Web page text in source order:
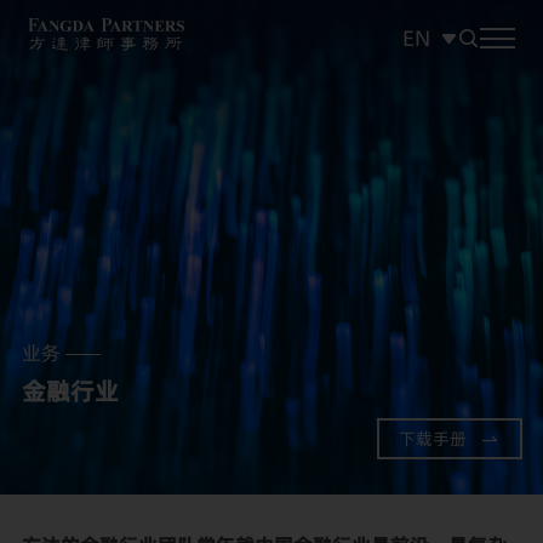
EN
日本語
业务
金融行业
下载手册